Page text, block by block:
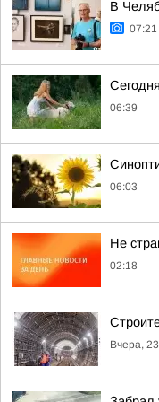
В
07:21
06:39
06:03
Не
02:18
Вчера,